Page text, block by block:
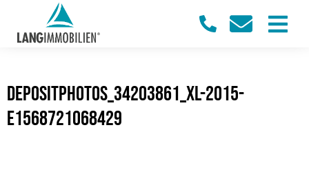
Depositphotos_34203861_xl-2015-
e1568721068429